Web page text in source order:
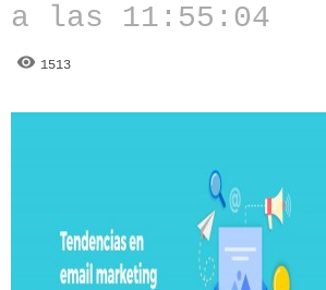
a las 11:55:04
1513